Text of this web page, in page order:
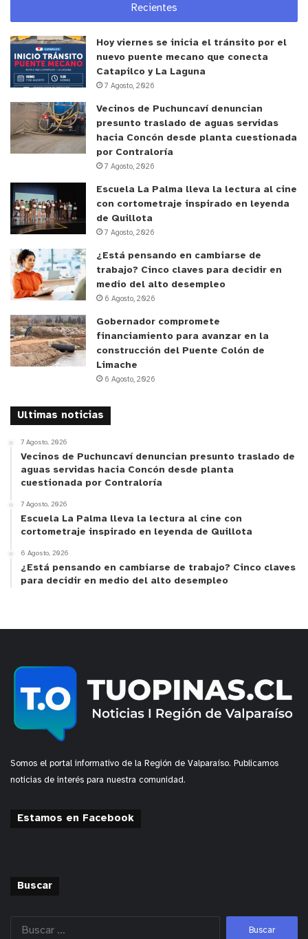
y tú, ¿qué opinas?
Recientes
Hoy viernes se inicia el tránsito por el
nuevo puente mecano que conecta
Catapilco y La Laguna
7 Agosto, 2026
Vecinos de Puchuncaví denuncian
presunto traslado de aguas servidas
hacia Concón desde planta cuestionada
por Contraloría
7 Agosto, 2026
Escuela La Palma lleva la lectura al cine
con cortometraje inspirado en leyenda
de Quillota
7 Agosto, 2026
¿Está pensando en cambiarse de
trabajo? Cinco claves para decidir en
medio del alto desempleo
6 Agosto, 2026
Gobernador compromete
financiamiento para avanzar en la
construcción del Puente Colón de
Limache
6 Agosto, 2026
Ultimas noticias
7 Agosto, 2026
Vecinos de Puchuncaví denuncian presunto traslado de
aguas servidas hacia Concón desde planta
cuestionada por Contraloría
7 Agosto, 2026
Escuela La Palma lleva la lectura al cine con
cortometraje inspirado en leyenda de Quillota
6 Agosto, 2026
¿Está pensando en cambiarse de trabajo? Cinco claves
para decidir en medio del alto desempleo
Somos el portal informativo de la Región de Valparaíso. Publicamos
noticias de interés para nuestra comunidad.
Estamos en Facebook
Buscar